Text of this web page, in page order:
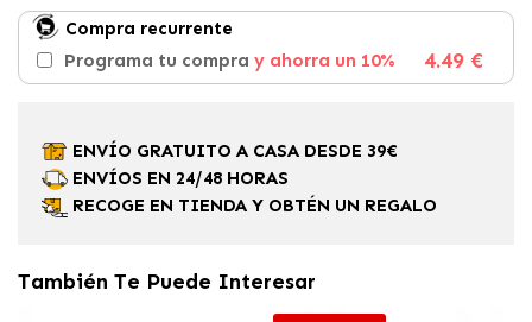
Compra recurrente
Programa tu compra y ahorra un 10% 4.49 €
ENVÍO GRATUITO A CASA DESDE 39€
ENVÍOS EN 24/48 HORAS
RECOGE EN TIENDA Y OBTÉN UN REGALO
También Te Puede Interesar